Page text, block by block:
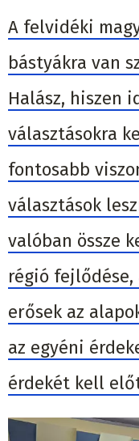
A felvidéki
bástyákra van
Halász, hiszen
választásokra
fontosabb
választások
valóban össze
régió fejlődése,
erősek az
az egyéni
érdekét kell